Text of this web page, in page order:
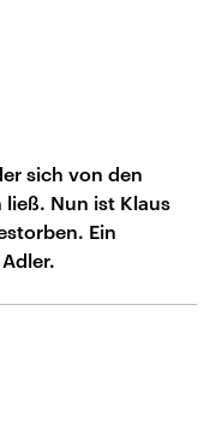
sich von den
Nun ist Klaus
Ein